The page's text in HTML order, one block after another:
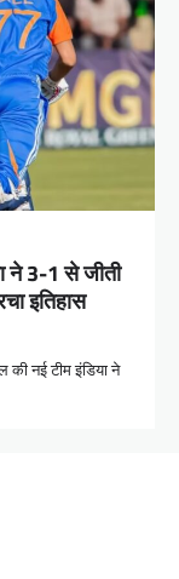
ने 3-1 से जीती
इतिहास
की नई टीम इंडिया ने